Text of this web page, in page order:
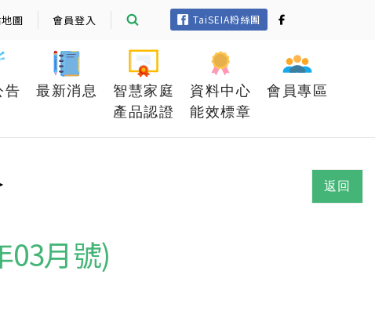
圖 會員登入 TaiSEIA粉絲團
告 最新消息
智慧家庭
產品認證
資料中心
能效標章
會員專區
返回
03月號)